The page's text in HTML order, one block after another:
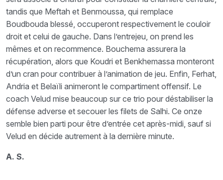
tandis que Meftah et Benmoussa, qui remplace
Boudbouda blessé, occuperont respectivement le couloir
droit et celui de gauche. Dans l’entrejeu, on prend les
mêmes et on recommence. Bouchema assurera la
récupération, alors que Koudri et Benkhemassa monteront
d’un cran pour contribuer à l’animation de jeu. Enfin, Ferhat,
Andria et Belaïli animeront le compartiment offensif. Le
coach Velud mise beaucoup sur ce trio pour déstabiliser la
défense adverse et secouer les filets de Salhi. Ce onze
semble bien parti pour être d’entrée cet après-midi, sauf si
Velud en décide autrement à la dernière minute.
A. S.